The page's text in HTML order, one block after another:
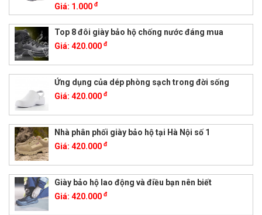
Giá: 1.000 đ
Top 8 đôi giày bảo hộ chống nước đáng mua
Giá: 420.000 đ
Ứng dụng của dép phòng sạch trong đời sống
Giá: 420.000 đ
Nhà phân phối giày bảo hộ tại Hà Nội số 1
Giá: 420.000 đ
Giày bảo hộ lao động và điều bạn nên biết
Giá: 420.000 đ